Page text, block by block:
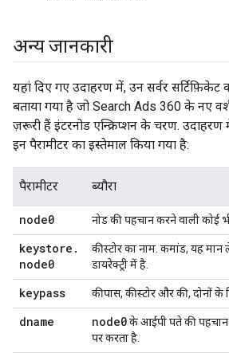
अन्य जानकारी
यहां दिए गए उदाहरण में, उन सर्वर सर्टिफ़िकेट
बताया गया है जो Search Ads 360 के नए
ज़रूरी हैं इंटरनोड एन्क्रिप्शन के चरण. उदाहरण
इन पैरामीटर का इस्तेमाल किया गया है:
पैरामीटर ब्यौरा
node0 नोड की पहचान करने वाली कोई भी
keystore .
node0
कीस्टोर का नाम. कमांड, यह
डायरेक्ट्री में है.
keypass कीपास, कीस्टोर और की, दोनों के
dname node0के आईपी पते की पहचान
पर करता है.